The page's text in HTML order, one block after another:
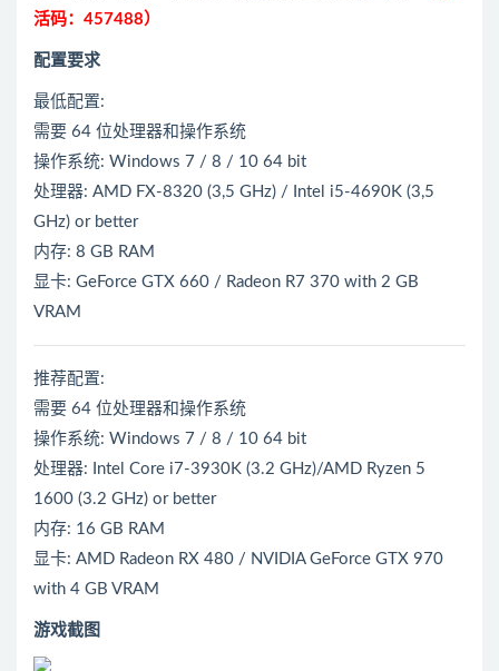
活码：457488）
配置要求
最低配置:
需要 64 位处理器和操作系统
操作系统: Windows 7 / 8 / 10 64 bit
处理器: AMD FX-8320 (3,5 GHz) / Intel i5-4690K (3,5
GHz) or better
内存: 8 GB RAM
显卡: GeForce GTX 660 / Radeon R7 370 with 2 GB
VRAM
推荐配置:
需要 64 位处理器和操作系统
操作系统: Windows 7 / 8 / 10 64 bit
处理器: Intel Core i7-3930K (3.2 GHz)/AMD Ryzen 5
1600 (3.2 GHz) or better
内存: 16 GB RAM
显卡: AMD Radeon RX 480 / NVIDIA GeForce GTX 970
with 4 GB VRAM
游戏截图